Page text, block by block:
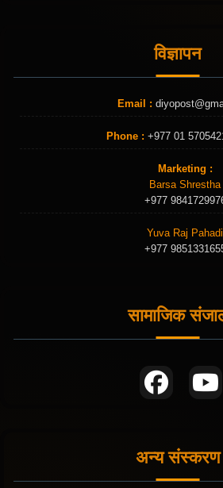
विज्ञापन
Email :
Phone : +977 01
Marketing :
Barsa Shrestha
+977
Yuva Raj Pahadi
+977
सामाजिक
अन्य संस्करण